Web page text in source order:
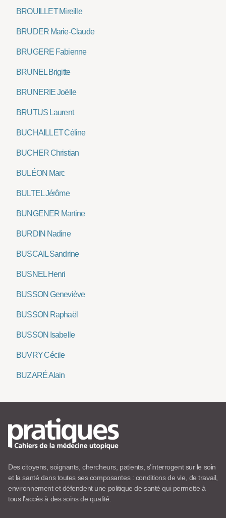
BROUILLET Mireille
BRUDER Marie-Claude
BRUGERE Fabienne
BRUNEL Brigitte
BRUNERIE Joëlle
BRUTUS Laurent
BUCHAILLET Céline
BUCHER Christian
BULÉON Marc
BULTEL Jérôme
BUNGENER Martine
BURDIN Nadine
BUSCAIL Sandrine
BUSNEL Henri
BUSSON Geneviève
BUSSON Raphaël
BUSSON Isabelle
BUVRY Cécile
BUZARÉ Alain
Des citoyens, soignants, chercheurs, patients, s’interrogent sur le soin
et la santé dans toutes ses composantes : conditions de vie, de travail,
environnement et défendent une politique de santé qui permette à
tous l’accès à des soins de qualité.